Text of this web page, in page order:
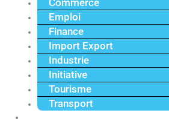
Commerce
Emploi
Finance
Import Export
Industrie
Initiative
Tourisme
Transport